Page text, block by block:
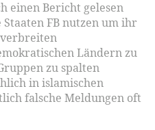
einen Bericht gelesen
FB nutzen um ihr
verbreiten
Ländern zu
zu spalten
in islamischen
falsche Meldungen oft